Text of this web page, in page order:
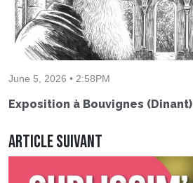
June 5, 2026 • 2:58PM
Exposition à Bouvignes (Dinant)
Article suivant